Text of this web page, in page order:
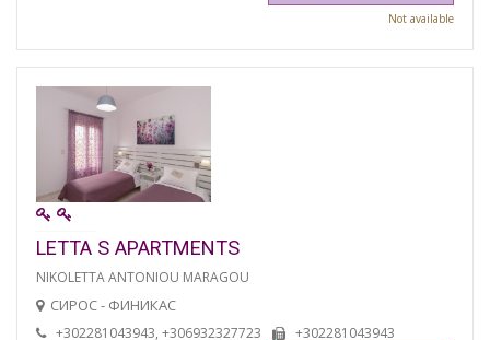
Not available
LETTA S APARTMENTS
NIKOLETTA ANTONIOU MARAGOU
СИРОС - ФИНИКАС
+302281043943, +306932327723 +302281043943